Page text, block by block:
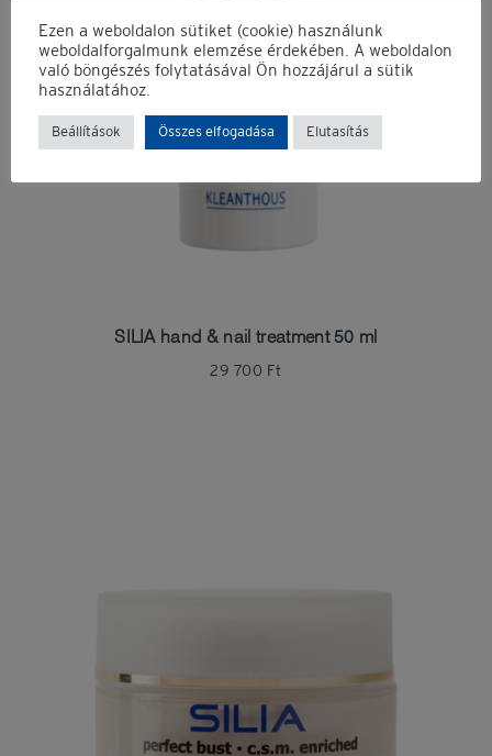
SILIA hand & nail treatment 50 ml
29 700 Ft
Ezen a weboldalon sütiket (cookie) használunk
weboldalforgalmunk elemzése érdekében. A weboldalon
való böngészés folytatásával Ön hozzájárul a sütik
használatához.
Beállítások Összes elfogadása Elutasítás